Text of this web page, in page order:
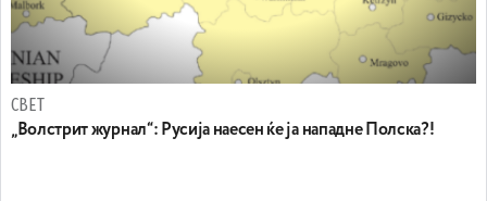
СВЕТ
„Волстрит журнал“: Русија наесен ќе ја нападне Полска?!